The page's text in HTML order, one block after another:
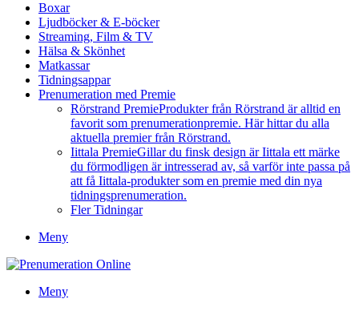
Boxar
Ljudböcker & E-böcker
Streaming, Film & TV
Hälsa & Skönhet
Matkassar
Tidningsappar
Prenumeration med Premie
Rörstrand PremieProdukter från Rörstrand är alltid en
favorit som prenumerationpremie. Här hittar du alla
aktuella premier från Rörstrand.
Iittala PremieGillar du finsk design är Iittala ett märke
du förmodligen är intresserad av, så varför inte passa på
att få Iittala-produkter som en premie med din nya
tidningsprenumeration.
Fler Tidningar
Meny
Meny